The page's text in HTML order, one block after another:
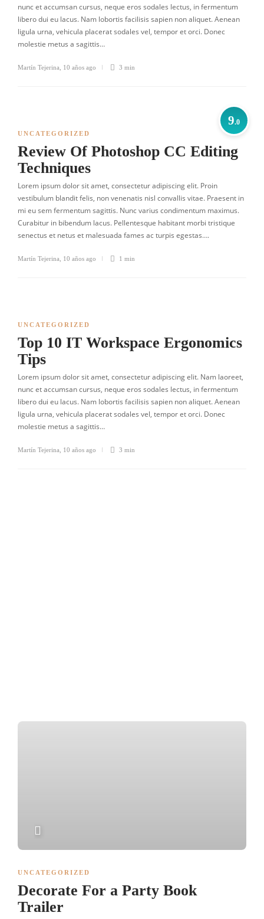
nunc et accumsan cursus, neque eros sodales lectus, in fermentum
libero dui eu lacus. Nam lobortis facilisis sapien non aliquet. Aenean
ligula urna, vehicula placerat sodales vel, tempor et orci. Donec
molestie metus a sagittis…
Martín Tejerina 10 años ago 3 min
9.0
UNCATEGORIZED
Review Of Photoshop CC Editing
Techniques
Lorem ipsum dolor sit amet, consectetur adipiscing elit. Proin
vestibulum blandit felis, non venenatis nisl convallis vitae. Praesent in
mi eu sem fermentum sagittis. Nunc varius condimentum maximus.
Curabitur in bibendum lacus. Pellentesque habitant morbi tristique
senectus et netus et malesuada fames ac turpis egestas….
Martín Tejerina 10 años ago 1 min
UNCATEGORIZED
Top 10 IT Workspace Ergonomics
Tips
Lorem ipsum dolor sit amet, consectetur adipiscing elit. Nam laoreet,
nunc et accumsan cursus, neque eros sodales lectus, in fermentum
libero dui eu lacus. Nam lobortis facilisis sapien non aliquet. Aenean
ligula urna, vehicula placerat sodales vel, tempor et orci. Donec
molestie metus a sagittis…
Martín Tejerina 10 años ago 3 min
UNCATEGORIZED
Decorate For a Party Book
Trailer